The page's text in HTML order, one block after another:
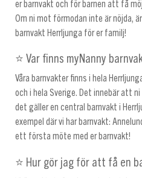
er barnvakt och för barnen att få
Om ni mot förmodan inte är nöjda,
barnvakt Herrljunga för er familj!
⭐ Var finns myNanny
Våra barnvakter finns i hela
och i hela Sverige. Det innebär att
det gäller en central barnvakt i
exempel där vi har barnvakt:
ett första möte med er barnvakt!
⭐ Hur gör jag för att få en